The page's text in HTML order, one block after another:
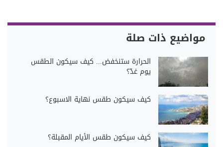
مواضيع ذات صلة
الحرارة ستنخفض... كيف سيكون الطقس
يوم غدّ؟
كيف سيكون طقس نهاية الاسبوع؟
كيف سيكون طقس الأيام المقبلة؟